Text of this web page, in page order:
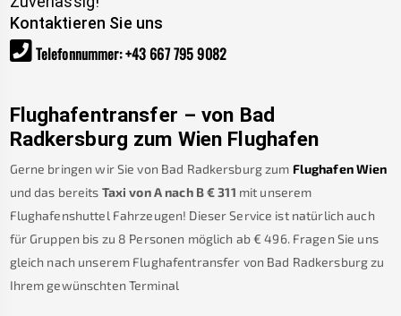
Kontaktieren Sie uns
Telefonnummer:+43 667 795 9082
Flughafentransfer – von Bad
Radkersburg zum Wien Flughafen
Gerne bringen wir Sie von Bad Radkersburgzum Flughafen Wien
und das bereits Taxi von A nach B€311 mit unserem
Flughafenshuttel Fahrzeugen! Dieser Service ist natürlich auch
für Gruppen bis zu 8 Personen möglich ab € 496. Fragen Sie uns
gleich nach unserem Flughafentransfer von Bad Radkersburgzu
Ihrem gewünschten Terminal